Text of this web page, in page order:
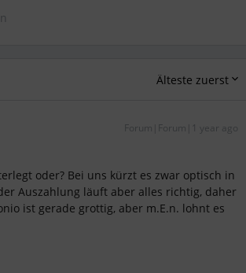
Älteste zuerst
Forum|Forum|1 year ago
oder? Bei uns kürzt es zwar optisch in
Auszahlung läuft aber alles richtig, daher
ist gerade grottig, aber m.E.n. lohnt es